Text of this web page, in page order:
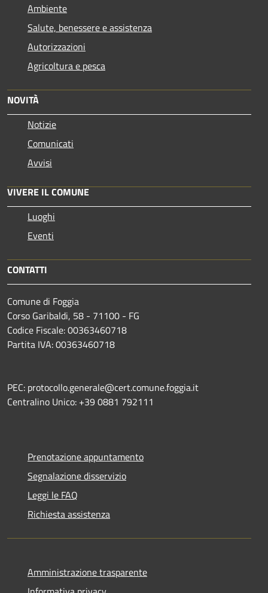
Ambiente
Salute, benessere e assistenza
Autorizzazioni
Agricoltura e pesca
NOVITÀ
Notizie
Comunicati
Avvisi
VIVERE IL COMUNE
Luoghi
Eventi
CONTATTI
Comune di Foggia
Corso Garibaldi, 58 - 71100 - FG
Codice Fiscale: 00363460718
Partita IVA: 00363460718
PEC: protocollo.generale@cert.comune.foggia.it
Centralino Unico: +39 0881 792111
Prenotazione appuntamento
Segnalazione disservizio
Leggi le FAQ
Richiesta assistenza
Amministrazione trasparente